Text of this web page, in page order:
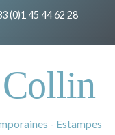
(0)1 45 44 62 28
- Estampes